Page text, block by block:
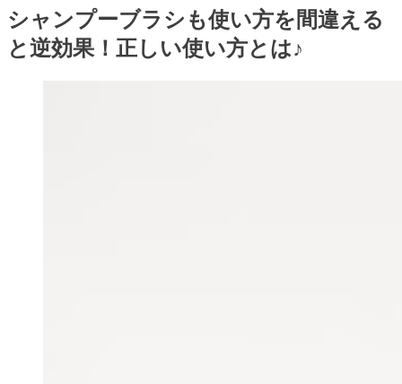
シャンプーブラシも使い方を間違える
と逆効果！正しい使い方とは♪